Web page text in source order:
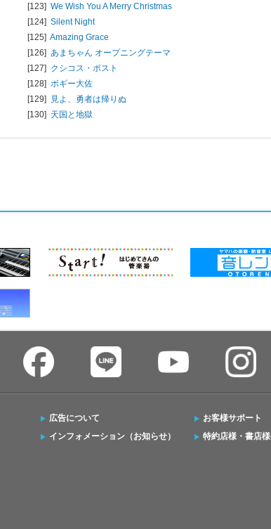
[123] We Wish You A Merry Christmas
[124] Silent Night
[125] Amazing Grace
[126] あまちゃん オープニングテーマ
[127] クシコス・ポスト
[128] ボギー大佐
[129] 見よ、勇者は帰りぬ
[130] 天国と地獄
広告について
インフォメーション（お知らせ）
お客様サポート
特約店様・書店